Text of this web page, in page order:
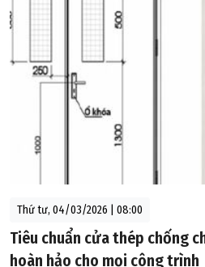
Thứ tư, 04/03/2026 | 08:00
Tiêu chuẩn cửa thép chống
hoàn hảo cho mọi công trình